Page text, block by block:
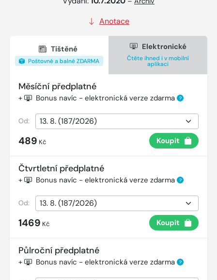
Anotace
Tištěné
Poštovné a balné ZDARMA
Elektronické
Čtěte ihned i v mobilní
aplikaci
Měsíční předplatné
+ Bonus navíc - elektronická verze zdarma ?
Od:
489 Kč Koupit
Čtvrtletní předplatné
+ Bonus navíc - elektronická verze zdarma ?
Od:
1469 Kč Koupit
Půlroční předplatné
+ Bonus navíc - elektronická verze zdarma ?